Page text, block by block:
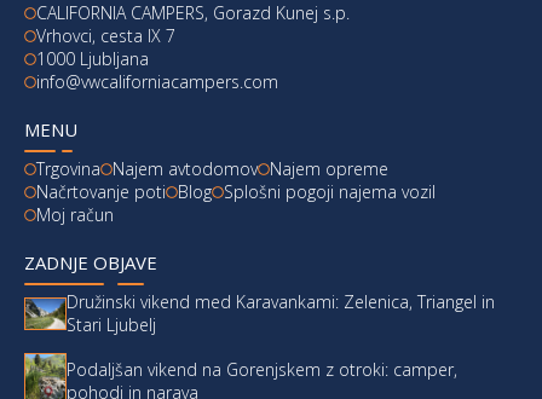
CALIFORNIA CAMPERS, Gorazd Kunej s.p.
Vrhovci, cesta IX 7
1000 Ljubljana
info@vwcaliforniacampers.com
MENU
Trgovina Najem avtodomov Najem opreme
Načrtovanje poti
Blog Splošni pogoji najema vozil
Moj račun
ZADNJE OBJAVE
Družinski vikend med Karavankami: Zelenica, Triangel in
Stari Ljubelj
Podaljšan vikend na Gorenjskem z otroki: camper,
pohodi in narava